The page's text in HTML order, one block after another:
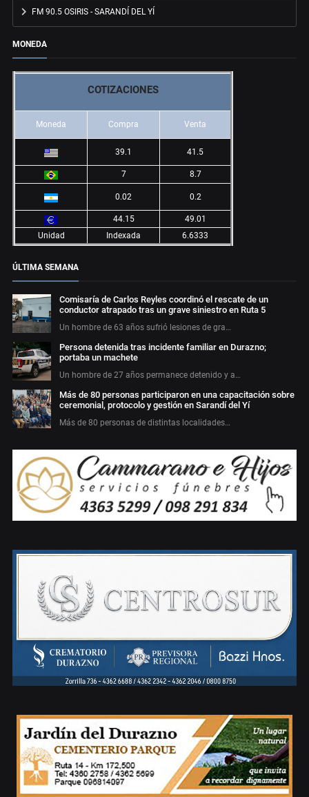
FM 90.5 OSIRIS - SARANDÍ DEL YÍ
MONEDA
COTIZACIONES
Moneda Compra Venta
39.1 41.5
7 8.7
0.02 0.2
44.15
49.01
Unidad
Indexada 6.6333
ÚLTIMA SEMANA
Comisaría de Carlos Reyles coordinó el rescate de un
conductor atrapado tras un grave siniestro en Ruta 5
Un hombre de 63 años sufrió lesiones de gra…
Persona detenida tras incidente familiar en Durazno;
portaba un machete
Un hombre de 27 años permanece detenido y a…
Más de 80 personas participaron en una capacitación sobre
ceremonial, protocolo y gestión en Sarandí del Yí
Más de 80 personas de distintas localidades…